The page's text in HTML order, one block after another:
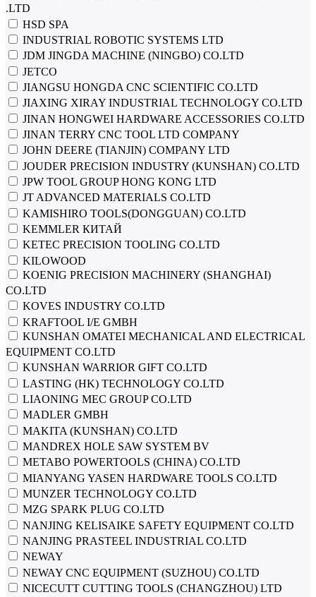
.LTD
HSD SPA
INDUSTRIAL ROBOTIC SYSTEMS LTD
JDM JINGDA MACHINE (NINGBO) CO.LTD
JETCO
JIANGSU HONGDA CNC SCIENTIFIC CO.LTD
JIAXING XIRAY INDUSTRIAL TECHNOLOGY CO.LTD
JINAN HONGWEI HARDWARE ACCESSORIES CO.LTD
JINAN TERRY CNC TOOL LTD COMPANY
JOHN DEERE (TIANJIN) COMPANY LTD
JOUDER PRECISION INDUSTRY (KUNSHAN) CO.LTD
JPW TOOL GROUP HONG KONG LTD
JT ADVANCED MATERIALS CO.LTD
KAMISHIRO TOOLS(DONGGUAN) CO.LTD
KEMMLER КИТАЙ
KETEC PRECISION TOOLING CO.LTD
KILOWOOD
KOENIG PRECISION MACHINERY (SHANGHAI)
CO.LTD
KOVES INDUSTRY CO.LTD
KRAFTOOL I/E GMBH
KUNSHAN OMATEI MECHANICAL AND ELECTRICAL
EQUIPMENT CO.LTD
KUNSHAN WARRIOR GIFT CO.LTD
LASTING (HK) TECHNOLOGY CO.LTD
LIAONING MEC GROUP CO.LTD
MADLER GMBH
MAKITA (KUNSHAN) CO.LTD
MANDREX HOLE SAW SYSTEM BV
METABO POWERTOOLS (CHINA) CO.LTD
MIANYANG YASEN HARDWARE TOOLS CO.LTD
MUNZER TECHNOLOGY CO.LTD
MZG SPARK PLUG CO.LTD
NANJING KELISAIKE SAFETY EQUIPMENT CO.LTD
NANJING PRASTEEL INDUSTRIAL CO.LTD
NEWAY
NEWAY CNC EQUIPMENT (SUZHOU) CO.LTD
NICECUTT CUTTING TOOLS (CHANGZHOU) LTD